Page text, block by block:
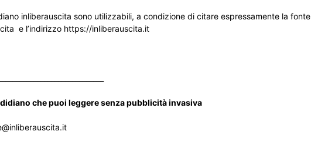
inliberauscita sono utilizzabili, a condizione di citare espressamente la fonte
e l’indirizzo https://inliberauscita.it
che puoi leggere senza pubblicità invasiva